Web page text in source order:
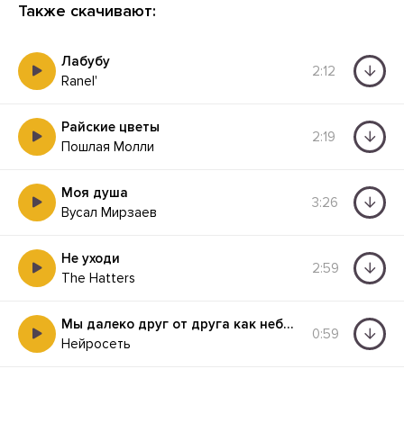
Также скачивают:
Лабубу
Ranel'
2:12
Райские цветы
Пошлая Молли
2:19
Моя душа
Вусал Мирзаев
3:26
Не уходи
The Hatters
2:59
Мы далеко друг от друга как небо от земли
Нейросеть
0:59